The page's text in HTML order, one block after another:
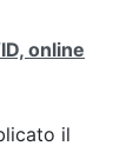
online
il